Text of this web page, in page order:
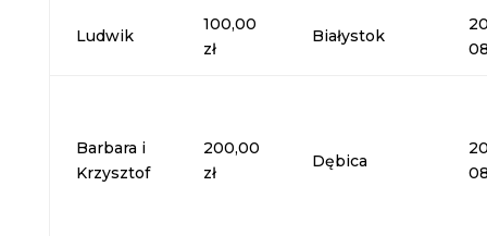
Ludwik
100,00
zł
Białystok
Barbara i
Krzysztof
200,00
zł
Dębica